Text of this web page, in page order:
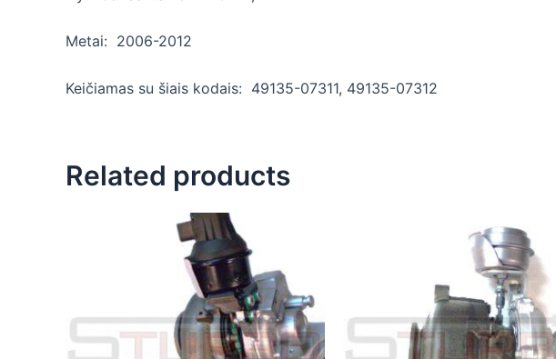
Metai: 2006-2012
Keičiamas su šiais kodais: 49135-07311, 49135-07312
Related products